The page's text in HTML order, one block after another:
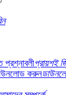
প্রায়শই